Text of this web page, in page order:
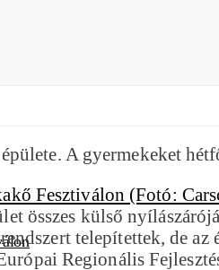
A gyermekeket
összes külső
telepítettek, de
Regionális